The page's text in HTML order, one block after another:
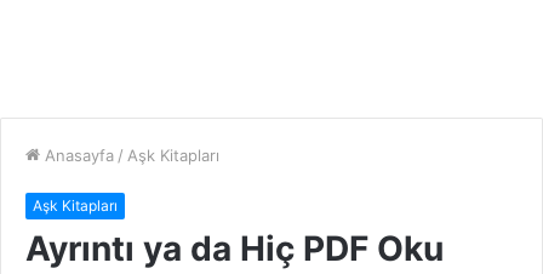
Anasayfa / Aşk Kitapları
Aşk Kitapları
Ayrıntı ya da Hiç PDF Oku